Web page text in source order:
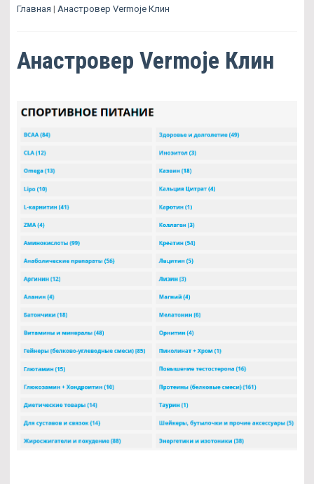
Главная | Анастровер Vermoje Клин
Анастровер Vermoje Клин